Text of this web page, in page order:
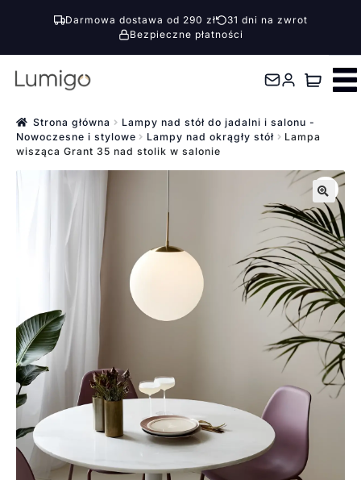
Darmowa dostawa od 290 zł
31 dni na zwrot
Bezpieczne płatności
Przejdź
nawigacji
Przejdź
treści Strona główna
Lampy nad stół do jadalni i salonu -
Nowoczesne i stylowe
Lampy nad okrągły stół
Lampa
wisząca Grant 35 nad stolik w salonie
🔍